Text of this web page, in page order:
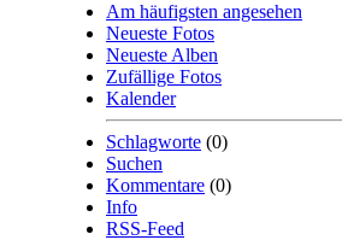
Am häufigsten angesehen
Neueste Fotos
Neueste Alben
Zufällige Fotos
Kalender
Schlagworte (0)
Suchen
Kommentare (0)
Info
RSS-Feed